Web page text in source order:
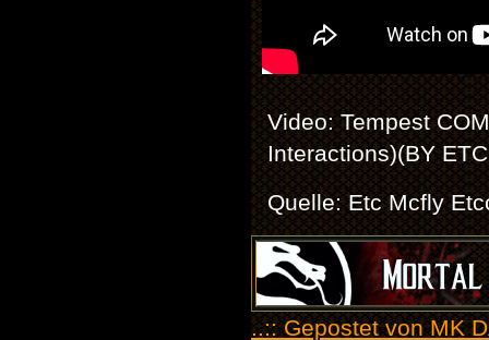
Video: Tempest
Interactions)(BY
Quelle: Etc Mcfly
..:: Gepostet von MK